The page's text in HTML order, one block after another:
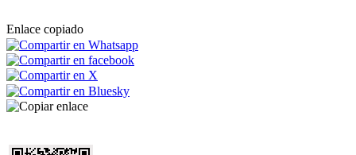
Enlace copiado